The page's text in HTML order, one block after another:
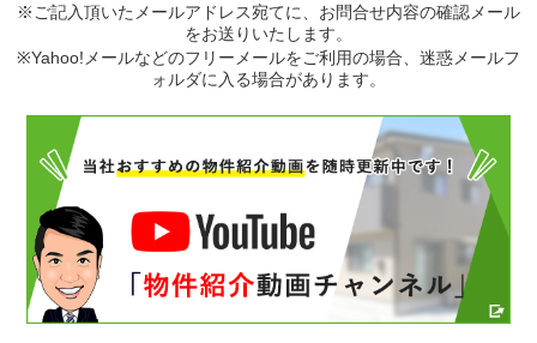
※ご記入頂いたメールアドレス宛てに、お問合せ内容の確認メール
をお送りいたします。
※Yahoo!メールなどのフリーメールをご利用の場合、迷惑メールフ
ォルダに入る場合があります。